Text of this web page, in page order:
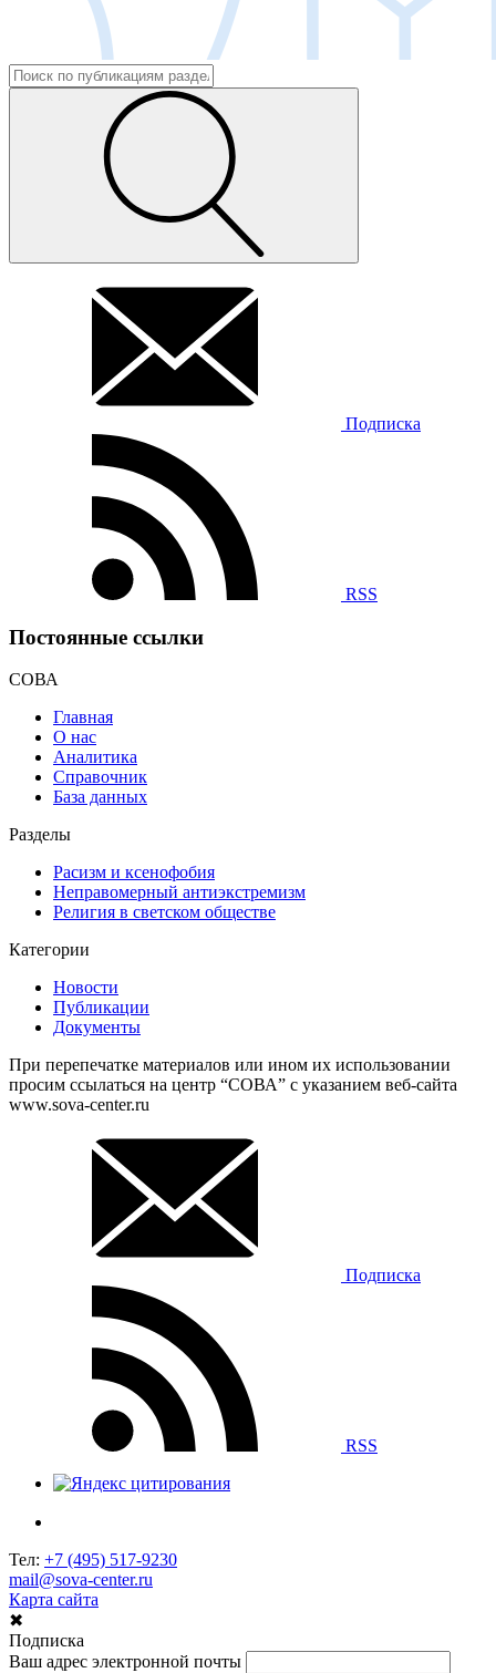
Подписка
RSS
Постоянные ссылки
СОВА
Главная
О нас
Аналитика
Справочник
База данных
Разделы
Расизм и ксенофобия
Неправомерный антиэкстремизм
Религия в светском обществе
Категории
Новости
Публикации
Документы
При перепечатке материалов или ином их использовании
просим ссылаться на центр “СОВА” с указанием веб-сайта
www.sova-center.ru
Подписка
RSS
Тел: +7 (495) 517-9230
mail@sova-center.ru
Карта сайта
✖
Подписка
Ваш адрес электронной почты